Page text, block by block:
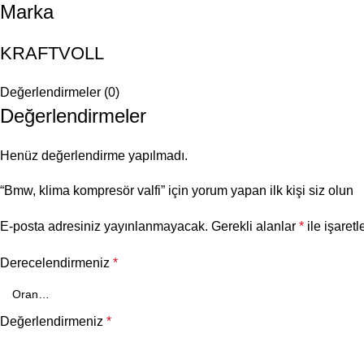
Marka
KRAFTVOLL
Değerlendirmeler (0)
Değerlendirmeler
Henüz değerlendirme yapılmadı.
“Bmw, klima kompresör valfi” için yorum yapan ilk kişi siz olun
E-posta adresiniz yayınlanmayacak. Gerekli alanlar * ile
Derecelendirmeniz *
Değerlendirmeniz *